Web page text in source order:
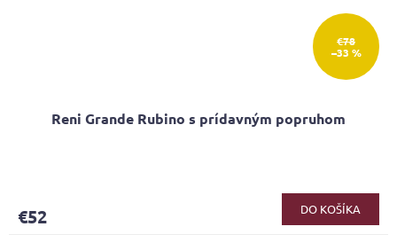
€78
–33 %
Reni Grande Rubino s prídavným popruhom
€52 DO KOŠÍKA